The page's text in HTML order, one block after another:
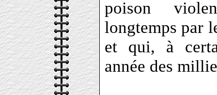
poison
longtemps par
et qui, à
année des